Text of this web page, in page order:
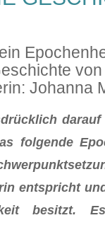
Johanna
darauf
folgende
entspricht
besitzt.